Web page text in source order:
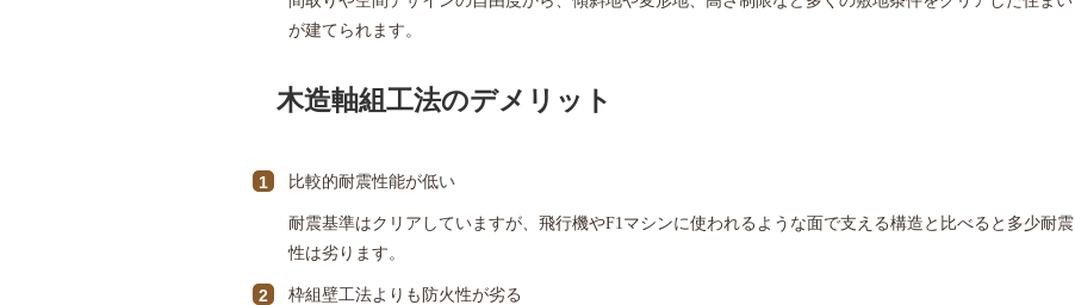
が建てられます。
木造軸組工法のデメリット
比較的耐震性能が低い
耐震基準はクリアしていますが、飛行機やF1マシンに使われるような面で支える構造と比べると多少耐震
性は劣ります。
枠組壁工法よりも防火性が劣る